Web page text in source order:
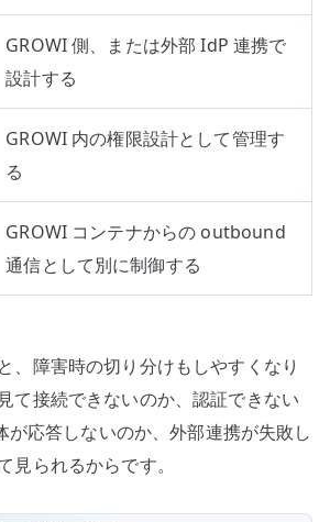
GROWI 側、または外部 IdP 連携で
設計する
GROWI 内の権限設計として管理す
る
GROWI コンテナからの outbound
通信として別に制御する
、障害時の切り分けもしやすくなり
て接続できないのか、認証できない
が応答しないのか、外部連携が失敗し
見られるからです。